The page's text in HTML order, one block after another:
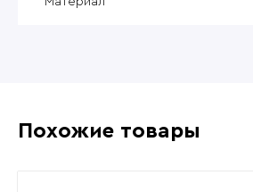
Похожие товары